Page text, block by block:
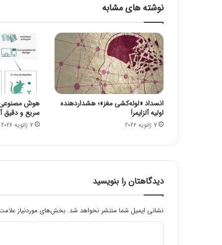
0
/
0
5
/
2
6
|
ه
ش
د
ا
س
ا
ب
و
ت
ن
نوشته های مشابه
انسداد «لوله‌کشی مغز»؛ هشداردهنده
اولیه آلزایمر!
7 ژانویه 2026
هوش
سریع و دقیق
7 ژانویه 2026
دیدگاهتان را بنویسید
نشانی ایمیل شما منتشر نخواهد شد. بخش‌های موردنیاز